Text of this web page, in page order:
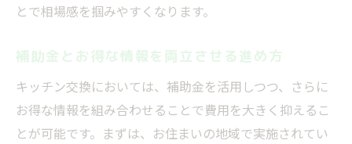
とで相場感を掴みやすくなります。
補助金とお得な情報を両立させる進め方
キッチン交換においては、補助金を活用しつつ、さらに
お得な情報を組み合わせることで費用を大きく抑えるこ
とが可能です。まずは、お住まいの地域で実施されてい